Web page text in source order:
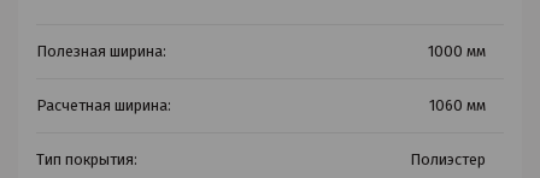
Полезная ширина: 1000 мм
Расчетная ширина: 1060 мм
Тип покрытия: Полиэстер